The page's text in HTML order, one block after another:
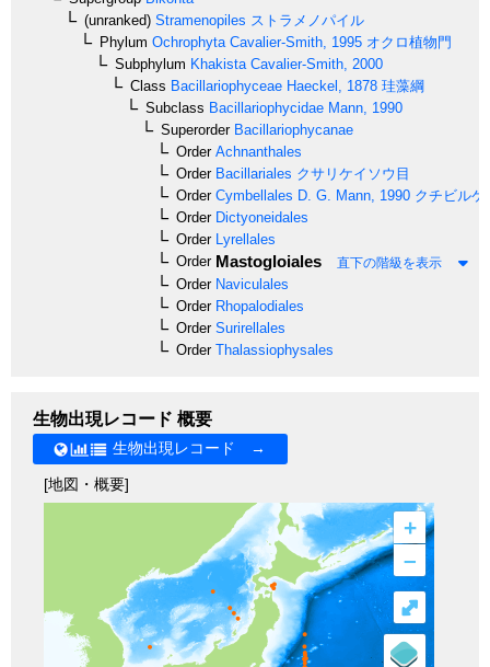
(unranked) Stramenopiles ストラメノパイル
Phylum Ochrophyta Cavalier-Smith, 1995 オクロ植物門
Subphylum Khakista Cavalier-Smith, 2000
Class Bacillariophyceae Haeckel, 1878 珪藻綱
Subclass Bacillariophycidae Mann, 1990
SuperorderBacillariophycanae
OrderAchnanthales
OrderBacillariales クサリケイソウ目
OrderCymbellales D. G. Mann, 1990 クチビルケ
OrderDictyoneidales
OrderLyrellales
OrderMastogloiales 直下の階級を表示
OrderNaviculales
OrderRhopalodiales
OrderSurirellales
OrderThalassiophysales
生物出現レコード 概要
生物出現レコード →
[地図・概要]
+
–
⤢